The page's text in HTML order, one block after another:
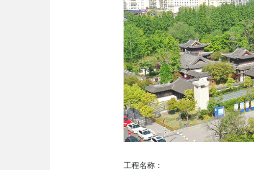
工程名称：